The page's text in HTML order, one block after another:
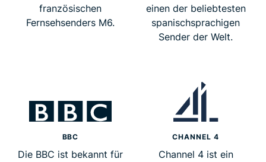
französischen
Fernsehsenders M6.
einen der beliebtesten
spanischsprachigen
Sender der Welt.
BBC
Die BBC ist bekannt für
CHANNEL 4
Channel 4 ist ein